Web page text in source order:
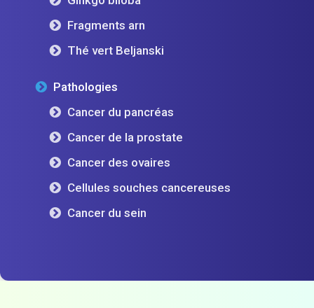
Fragments arn
Thé vert Beljanski
Pathologies
Cancer du pancréas
Cancer de la prostate
Cancer des ovaires
Cellules souches cancereuses
Cancer du sein